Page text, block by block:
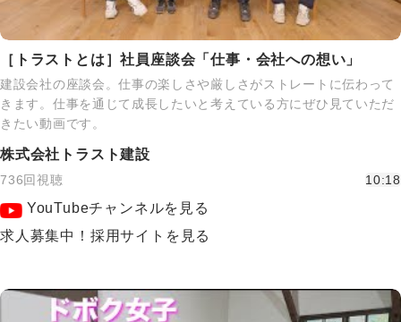
［トラストとは］社員座談会「仕事・会社への想い」
建設会社の座談会。仕事の楽しさや厳しさがストレートに伝わって
きます。仕事を通じて成長したいと考えている方にぜひ見ていただ
きたい動画です。
株式会社トラスト建設
736回視聴 10:18
YouTubeチャンネルを見る
求人募集中！採用サイトを見る